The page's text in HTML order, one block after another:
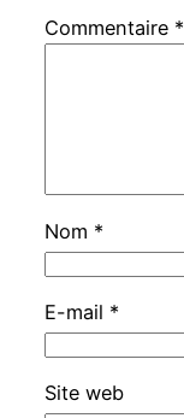
Commentaire *
Nom *
E-mail *
Site web